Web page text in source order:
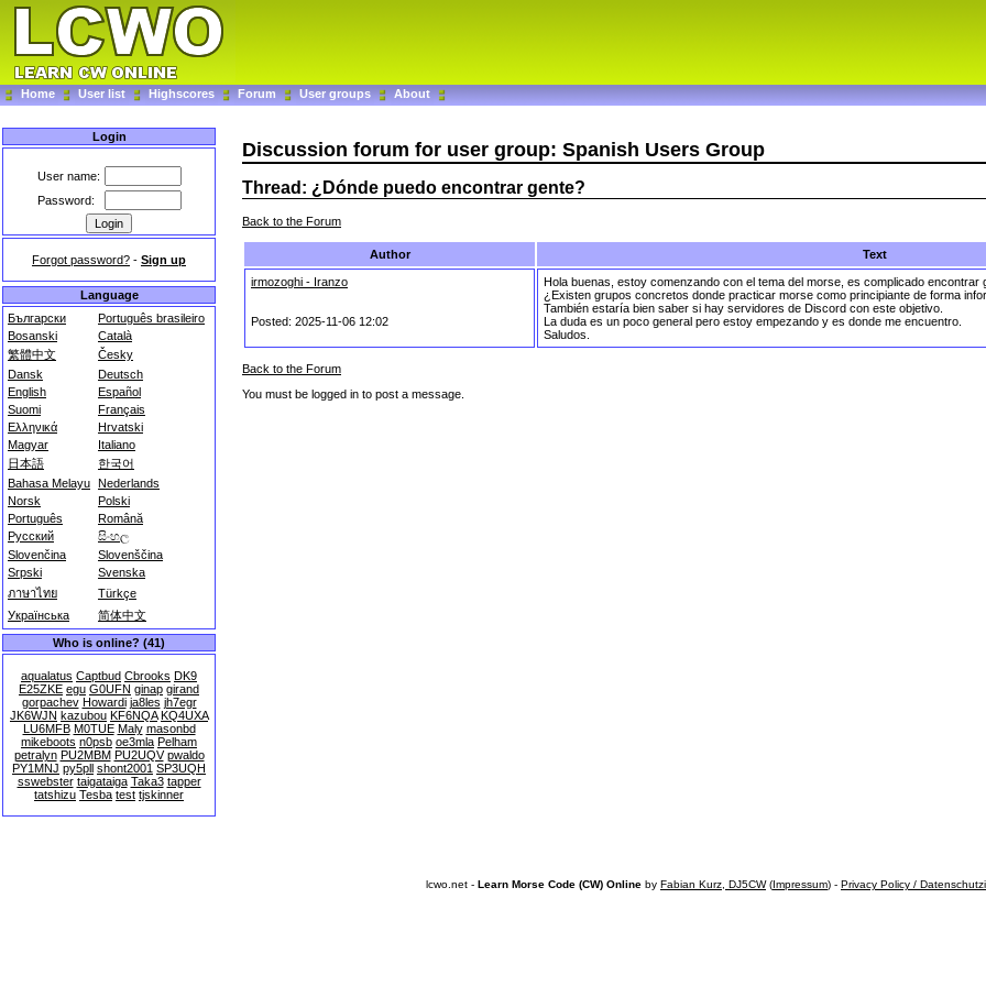
Home User list Highscores Forum User groups About
Login
User name:
Password:
Forgot password? - Sign up
Language
Български
Português brasileiro
Bosanski
Català
繁體中文
Česky
Dansk
Deutsch
English
Español
Suomi
Français
Ελληνικά
Hrvatski
Magyar
Italiano
日本語
한국어
Bahasa Melayu Nederlands
Norsk
Polski
Português
Română
Русский
සිංහල
Slovenčina
Slovenščina
Srpski
Svenska
ภาษาไทย
Türkçe
Українська
简体中文
Who is online? (41)
aqualatus Captbud Cbrooks DK9
E25ZKE egu G0UFN ginap girand
gorpachev Howardi ja8les jh7egr
JK6WJN kazubou KF6NQA KQ4UXA
LU6MFB M0TUE Maly masonbd
mikeboots n0psb oe3mla Pelham
petralyn PU2MBM PU2UQV pwaldo
PY1MNJ py5pll shont2001 SP3UQH
sswebster taigataiga Taka3 tapper
tatshizu Tesba test tjskinner
Discussion forum for user group: Spanish Users Group
Thread: ¿Dónde puedo encontrar gente?
Back to the Forum
Author Text
irmozoghi - Iranzo
Posted: 2025-11-06 12:02
Hola buenas, estoy comenzando con el tema del morse, es complicado encontrar
¿Existen grupos concretos donde practicar morse como principiante de forma
También estaría bien saber si hay servidores de Discord con este objetivo.
La duda es un poco general pero estoy empezando y es donde me encuentro.
Saludos.
Back to the Forum
You must be logged in to post a message.
lcwo.net - Learn Morse Code (CW) Online by Fabian Kurz, DJ5CW(Impressum) - Privacy Policy /